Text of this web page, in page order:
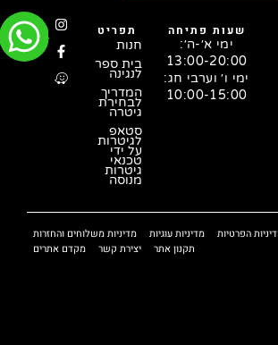
שעות פתיחה
ימי א׳-ה׳:
13:00-20:00
ימי ו׳ וערבי חג:
10:00-15:00
תפריט
חנות
בית ספר
לנגינה
המדריך
לבחירת
גיטרה
סטאפ
לגיטרות
על ידי
טכנאי
גיטרות
מנוסה
הפרטיות מדיניות עוגיות
מדיניות משלוחים והחזרות
תקנון אתר
יצירת קשר מקדם אתרים